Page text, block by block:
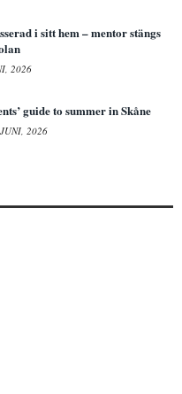
i sitt hem – mentor stängs
2026
guide to summer in Skåne
2026